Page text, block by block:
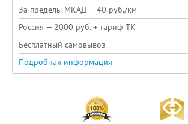
За пределы МКАД — 40 руб./км
Россия — 2000 руб. + тариф ТК
Бесплатный самовывоз
Подробная информация